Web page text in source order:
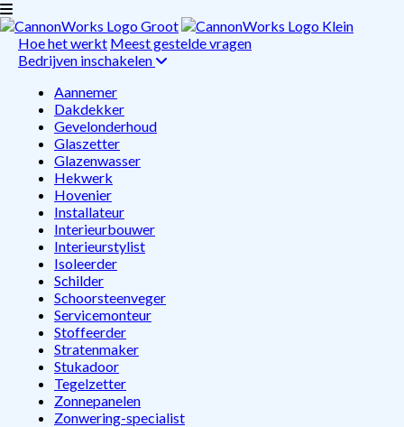
Hoe het werkt Meest gestelde vragen
Bedrijven inschakelen
Aannemer
Dakdekker
Gevelonderhoud
Glaszetter
Glazenwasser
Hekwerk
Hovenier
Installateur
Interieurbouwer
Interieurstylist
Isoleerder
Schilder
Schoorsteenveger
Servicemonteur
Stoffeerder
Stratenmaker
Stukadoor
Tegelzetter
Zonnepanelen
Zonwering-specialist